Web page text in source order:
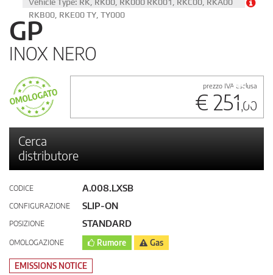
RKB00, RKE00 TY, TY000
GP
INOX NERO
prezzo IVA esclusa
€ 251,00
Cerca
distributore
CODICE A.008.LXSB
CONFIGURAZIONE SLIP-ON
POSIZIONE STANDARD
OMOLOGAZIONE Rumore Gas
EMISSIONS NOTICE